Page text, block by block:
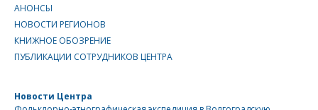
АНОНСЫ
НОВОСТИ РЕГИОНОВ
КНИЖНОЕ ОБОЗРЕНИЕ
ПУБЛИКАЦИИ СОТРУДНИКОВ ЦЕНТРА
Новости Центра